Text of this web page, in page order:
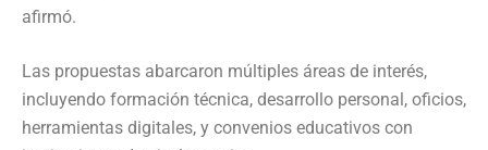
afirmó.
Las propuestas abarcaron múltiples áreas de interés,
incluyendo formación técnica, desarrollo personal, oficios,
herramientas digitales, y convenios educativos con